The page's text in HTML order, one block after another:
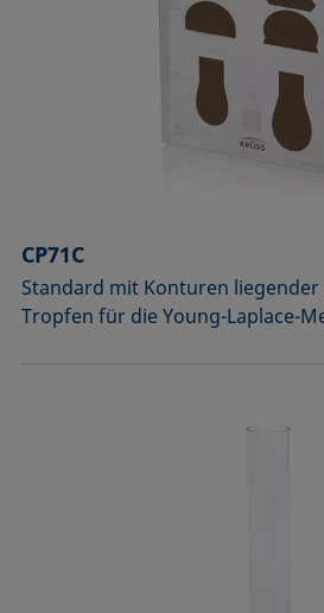
CP71C
Standard mit Konturen
Tropfen für die Young-Laplace-